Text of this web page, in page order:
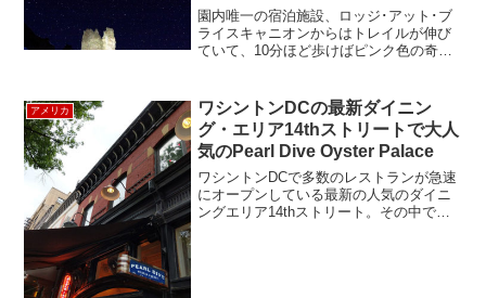
園内唯一の宿泊施設、ロッジ･アット･ブ
ライスキャニオンからはトレイルが伸び
ていて、10分ほど歩けばピンク色の奇岩
ャニオン宿泊者だけの特権を駆使しよ
う。１. 星空ここブ...
アメリカ
ワシントンDCの最新ダイニン
グ・エリア14thストリートで大人
気のPearl Dive Oyster Palace
ワシントンDCで多数のレストランが急速
にオープンしている最新の人気のダイニ
ングエリア14thストリート。その中で